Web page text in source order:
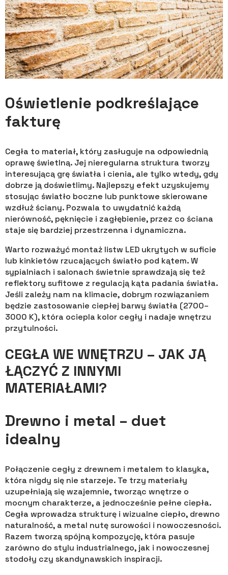
Oświetlenie podkreślające
fakturę
Cegła to materiał, który zasługuje na odpowiednią
oprawę świetlną. Jej nieregularna struktura tworzy
interesującą grę światła i cienia, ale tylko wtedy, gdy
dobrze ją doświetlimy. Najlepszy efekt uzyskujemy
stosując światło boczne lub punktowe skierowane
wzdłuż ściany. Pozwala to uwydatnić każdą
nierówność, pęknięcie i zagłębienie, przez co ściana
staje się bardziej przestrzenna i dynamiczna.
Warto rozważyć montaż listw LED ukrytych w suficie
lub kinkietów rzucających światło pod kątem. W
sypialniach i salonach świetnie sprawdzają się też
reflektory sufitowe z regulacją kąta padania światła.
Jeśli zależy nam na klimacie, dobrym rozwiązaniem
będzie zastosowanie ciepłej barwy światła (2700–
3000 K), która ociepla kolor cegły i nadaje wnętrzu
przytulności.
CEGŁA WE WNĘTRZU – JAK JĄ
ŁĄCZYĆ Z INNYMI
MATERIAŁAMI?
Drewno i metal – duet
idealny
Połączenie cegły z drewnem i metalem to klasyka,
która nigdy się nie starzeje. Te trzy materiały
uzupełniają się wzajemnie, tworząc wnętrze o
mocnym charakterze, a jednocześnie pełne ciepła.
Cegła wprowadza strukturę i wizualne ciepło, drewno
naturalność, a metal nutę surowości i nowoczesności.
Razem tworzą spójną kompozycję, która pasuje
zarówno do stylu industrialnego, jak i nowoczesnej
stodoły czy skandynawskich inspiracji.